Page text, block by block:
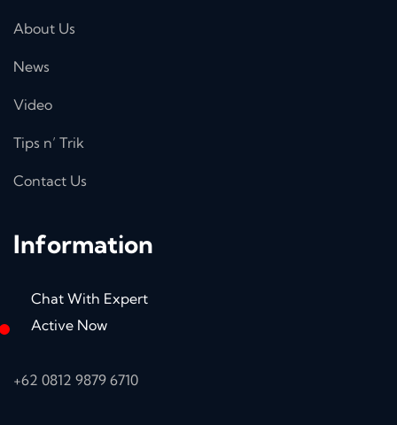
About Us
News
Video
Tips n’ Trik
Contact Us
Information
Chat With Expert
Active Now
+62 0812 9879 6710